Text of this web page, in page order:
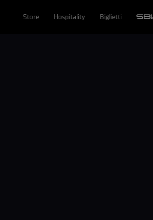
Store Hospitality Biglietti